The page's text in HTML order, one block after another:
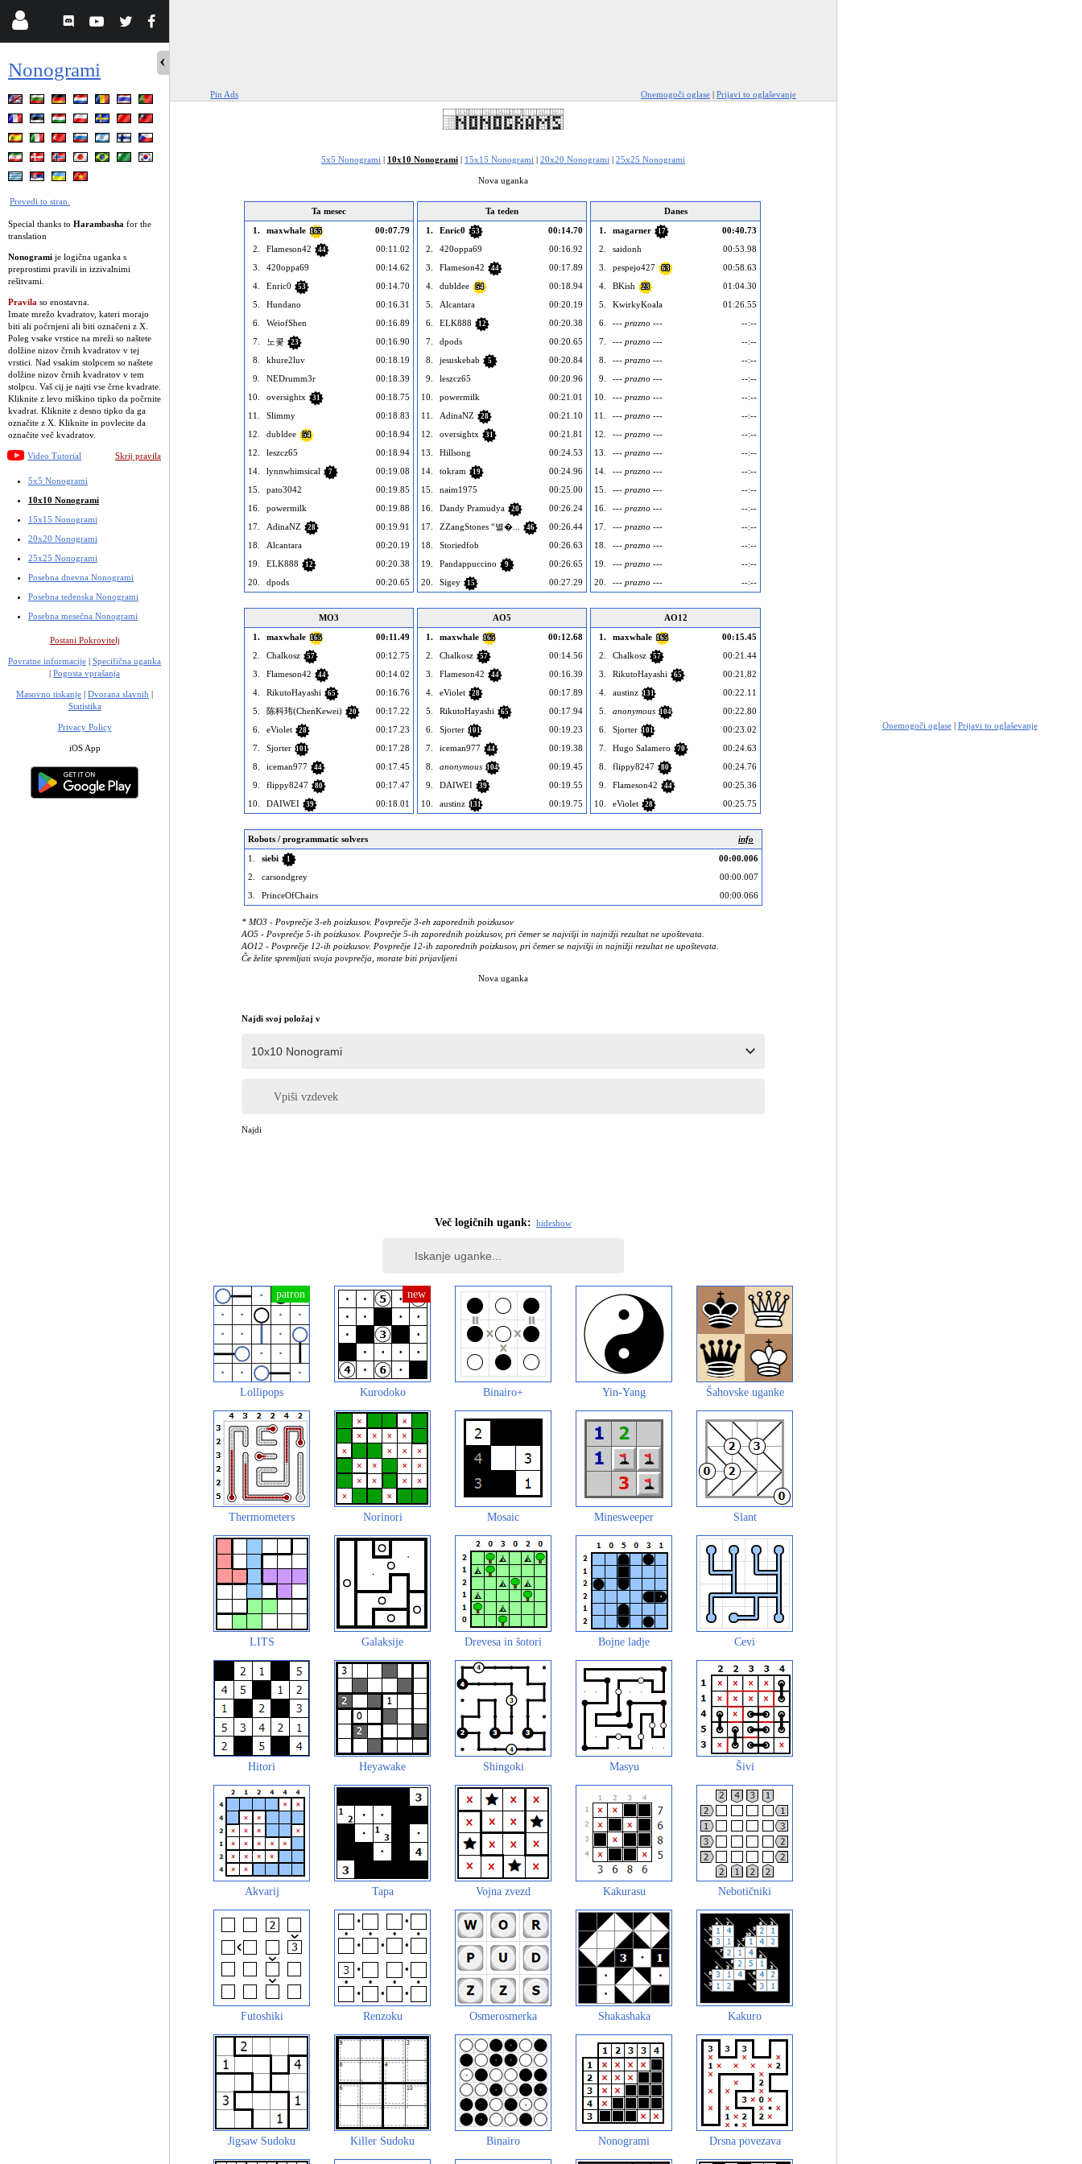
Nonogrami
Prevedi to stran.
Special thanks to Harambasha for the
translation
Nonogrami je logična uganka s
preprostimi pravili in izzivalnimi
rešitvami.
Pravila so enostavna.
Imate mrežo kvadratov, kateri morajo
biti ali počrnjeni ali biti označeni z X.
Poleg vsake vrstice na mreži so naštete
dolžine nizov črnih kvadratov v tej
vrstici. Nad vsakim stolpcem so naštete
dolžine nizov črnih kvadratov v tem
stolpcu. Vaš cij je najti vse črne kvadrate.
Kliknite z levo miškino tipko da počrnite
kvadrat. Kliknite z desno tipko da ga
označite z X. Kliknite in povlecite da
označite več kvadratov.
Video Tutorial Skrij pravila
5x5 Nonogrami
10x10 Nonogrami
15x15 Nonogrami
20x20 Nonogrami
25x25 Nonogrami
Posebna dnevna Nonogrami
Posebna tedenska Nonogrami
Posebna mesečna Nonogrami
Postani Pokrovitelj
Povratne informacije | Specifična uganka
| Pogosta vprašanja
Masovno tiskanje | Dvorana slavnih |
Statistika
Privacy Policy
iOS App
Pin Ads Onemogoči oglase | Prijavi to oglaševanje
5x5 Nonogrami | 10x10 Nonogrami | 15x15 Nonogrami | 20x20 Nonogrami | 25x25 Nonogrami
Nova uganka
Ta mesec
1.
maxwhale 165
00:07.79
2.
Flameson42 44
00:11.02
3.
420oppa69
00:14.62
4.
Enric0 53
00:14.70
5.
Hundano
00:16.31
6.
WeiofShen
00:16.89
7.
노콫 23
00:16.90
8.
khure2luv
00:18.19
9.
NEDrumm3r
00:18.39
10.
oversightx 31
00:18.75
11.
Slimmy
00:18.83
12.
dubldee 54
00:18.94
12.
leszcz65
00:18.94
14.
lynnwhimsical 7
00:19.08
15.
pato3042
00:19.85
16.
powermilk
00:19.88
17.
AdinaNZ 28
00:19.91
18.
Alcantara
00:20.19
19.
ELK888 12
00:20.38
20.
dpods 00:20.65
Ta teden
1.
Enric0 53
00:14.70
2.
420oppa69
00:16.92
3.
Flameson42 44
00:17.89
4.
dubldee 54
00:18.94
5.
Alcantara
00:20.19
6.
ELK888 12
00:20.38
7.
dpods
00:20.65
8.
jesuskebab 5
00:20.84
9.
leszcz65
00:20.96
10.
powermilk
00:21.01
11.
AdinaNZ 28
00:21.10
12.
oversightx 31
00:21.81
13.
Hillsong
00:24.53
14.
tokram 19
00:24.96
15.
naim1975
00:25.00
16.
Dandy Pramudya 20
00:26.24
17.
ZZangStones “별�... 46
00:26.44
18.
Storiedfob
00:26.63
19.
Pandappuccino 9
00:26.65
20.
Sigey 15 00:27.29
Danes
1.
magarner 17
00:40.73
2.
saidonh
00:53.98
3.
pespejo427 63
00:58.63
4.
BKish 23
01:04.30
5.
KwirkyKoala
01:26.55
6.
--- prazno ---
--:--
7.
--- prazno ---
--:--
8.
--- prazno ---
--:--
9.
--- prazno ---
--:--
10.
--- prazno ---
--:--
11.
--- prazno ---
--:--
12.
--- prazno ---
--:--
13.
--- prazno ---
--:--
14.
--- prazno ---
--:--
15.
--- prazno ---
--:--
16.
--- prazno ---
--:--
17.
--- prazno ---
--:--
18.
--- prazno ---
--:--
19.
--- prazno ---
--:--
20.
--- prazno --- --:--
MO3
1.
maxwhale 165
00:11.49
2.
Chalkosz 57
00:12.75
3.
Flameson42 44
00:14.02
4.
RikutoHayashi 65
00:16.76
5.
陈科玮(ChenKewei) 20
00:17.22
6.
eViolet 28
00:17.23
7.
Sjorter 101
00:17.28
8.
iceman977 44
00:17.45
9.
flippy8247 80
00:17.47
10.
DAIWEI 39 00:18.01
AO5
1.
maxwhale 165
00:12.68
2.
Chalkosz 57
00:14.56
3.
Flameson42 44
00:16.39
4.
eViolet 28
00:17.89
5.
RikutoHayashi 65
00:17.94
6.
Sjorter 101
00:19.23
7.
iceman977 44
00:19.38
8.
anonymous 104
00:19.45
9.
DAIWEI 39
00:19.55
10.
austinz 131 00:19.75
AO12
1.
maxwhale 165
00:15.45
2.
Chalkosz 57
00:21.44
3.
RikutoHayashi 65
00:21.82
4.
austinz 131
00:22.11
5.
anonymous 104
00:22.80
6.
Sjorter 101
00:23.02
7.
Hugo Salamero 70
00:24.63
8.
flippy8247 80
00:24.76
9.
Flameson42 44
00:25.36
10.
eViolet 28 00:25.75
Robots / programmatic solvers
info
1.
siebi 1
00:00.006
2.
carsondgrey
00:00.007
3.
PrinceOfChairs 00:00.066
* MO3 - Povprečje 3-eh poizkusov. Povprečje 3-eh zaporednih poizkusov
AO5 - Povprečje 5-ih poizkusov. Povprečje 5-ih zaporednih poizkusov, pri čemer se najvišji in najnižji rezultat ne upoštevata.
AO12 - Povprečje 12-ih poizkusov. Povprečje 12-ih zaporednih poizkusov, pri čemer se najvišji in najnižji rezultat ne upoštevata.
Če želite spremljati svoja povprečja, morate biti prijavljeni
Nova uganka
Najdi svoj položaj v
Vpiši vzdevek
Najdi
Več logičnih ugank: hideshow
Lollipops Kurodoko Binairo+ Yin-Yang Šahovske uganke
Thermometers Norinori Mosaic Minesweeper Slant
LITS Galaksije Drevesa in šotori Bojne ladje Cevi
Hitori Heyawake Shingoki Masyu Šivi
Akvarij Tapa Vojna zvezd Kakurasu Nebotičniki
Futoshiki Renzoku Osmerosmerka Shakashaka Kakuro
Jigsaw Sudoku Killer Sudoku Binairo Nonogrami Drsna povezava
Onemogoči oglase| Prijavi to oglaševanje